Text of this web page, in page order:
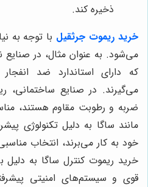
ذخیره کند.
خرید ریموت جرثقیل با توجه به
می‌شود. به عنوان مثال، در صنایع
که دارای استاندارد ضد
می‌گیرند. در صنایع ساختمانی،
ضربه و رطوبت مقاوم هستند،
مانند ساگا به دلیل تکنولوژی
خود به کار می‌برند، انتخاب
خرید ریموت کنترل ساگا به دلیل
قوی و سیستم‌های امنیتی